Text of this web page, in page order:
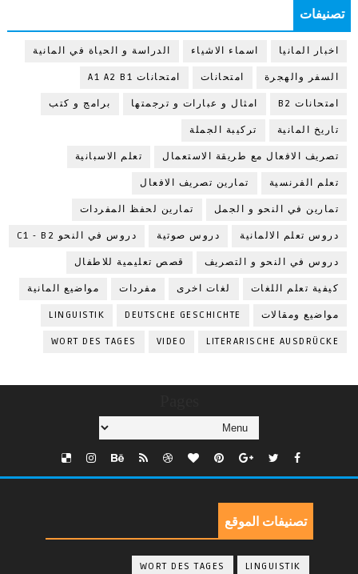
تصنيفات
اخبار المانيا اسماء الاشياء الدراسة و الحياة في المانية
السفر والهجرة امتحانات امتحانات A1 A2 B1
امتحانات B2 امثال و عبارات و ترجمتها برامج و كتب
تاريخ المانية تركيبة الجملة
تصريف الافعال مع طريقة الاستعمال تعلم الاسبانية
تعلم الفرنسية تمارين تصريف الافعال
تمارين في النحو و الجمل تمارين لحفظ المفردات
دروس تعلم الالمانية دروس صوتية دروس في النحو C1 - B2
دروس في النحو و التصريف قصص تعليمية للاطفال
كيفية تعلم اللغات لغات اخرى مفردات مواضيع المانية
مواضيع ومقالات DEUTSCHE GESCHICHTE
LINGUISTIK
LITERARISCHE AUSDRÜCKE
VIDEO
WORT DES TAGES
تصنيفات الموقع
LINGUISTIK
WORT DES TAGES